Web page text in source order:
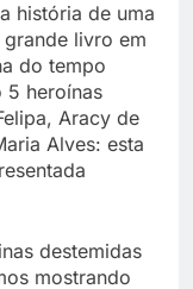
história de uma
livro em
do tempo
5 heroínas
Aracy de
Alves: esta
destemidas
mostrando